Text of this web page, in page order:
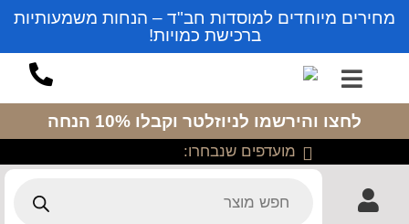
מחירים מיוחדים למוסדות חב"ד – הנחות משמעותיות
ברכישת כמויות!
לחצו והירשמו לניוזלטר וקבלו 10% הנחה
מועדפים שנבחרו: